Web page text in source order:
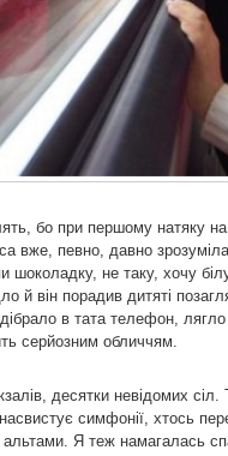
бо при першому натяку
вже, певно, давно зрозуміла
шоколадку, не таку, хочу
й він порадив дитяті
в тата телефон,
серйозним обличчям.
десятки невідомих
симфонії, хтось
альтами. Я теж намагалась